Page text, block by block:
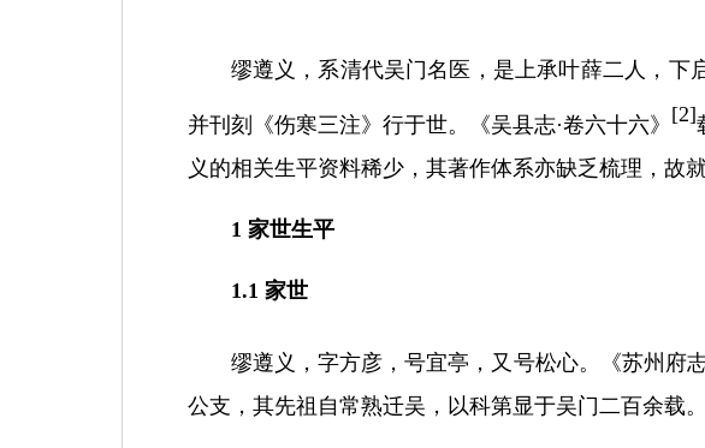
缪遵义，系清代吴门名医，是上承叶薛二人，下
并刊刻《伤寒三注》行于世。《吴县志·卷六十六》 [2]
义的相关生平资料稀少，其著作体系亦缺乏梳理，故
1 家世生平
1.1 家世
缪遵义，字方彦，号宜亭，又号松心。《苏州府
公支，其先祖自常熟迁吴，以科第显于吴门二百余载